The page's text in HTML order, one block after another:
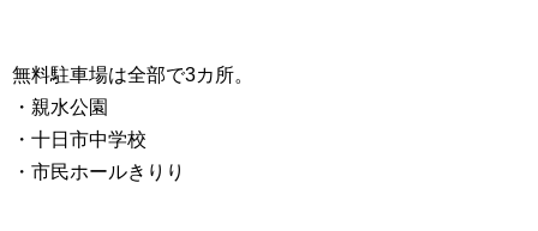
無料駐車場は全部で3カ所。
・親水公園
・十日市中学校
・市民ホールきりり